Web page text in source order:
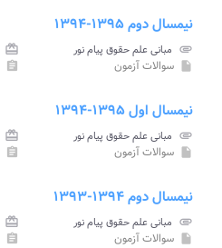
نیمسال دوم ۱۳۹۵-۱۳۹۴
attachment مبانی علم حقوق پیام نور card_giftcard
insert_drive_file سوالات آزمون assignment
نیمسال اول ۱۳۹۵-۱۳۹۴
attachment مبانی علم حقوق پیام نور card_giftcard
insert_drive_file سوالات آزمون assignment
نیمسال دوم ۱۳۹۴-۱۳۹۳
attachment مبانی علم حقوق پیام نور card_giftcard
insert_drive_file سوالات آزمون assignment